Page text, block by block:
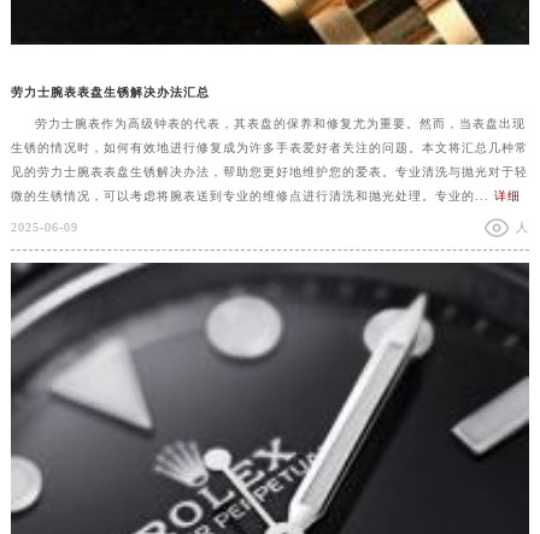
劳力士腕表表盘生锈解决办法汇总
劳力士腕表作为高级钟表的代表，其表盘的保养和修复尤为重要。然而，当表盘出现
生锈的情况时，如何有效地进行修复成为许多手表爱好者关注的问题。本文将汇总几种常
见的劳力士腕表表盘生锈解决办法，帮助您更好地维护您的爱表。专业清洗与抛光对于轻
微的生锈情况，可以考虑将腕表送到专业的维修点进行清洗和抛光处理。专业的... 详细
2025-06-09 人